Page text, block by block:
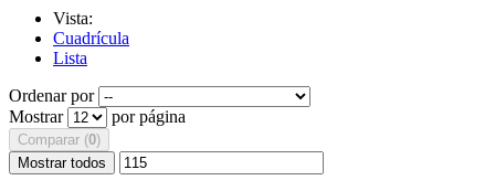
Vista:
Cuadrícula
Lista
Ordenar por
Mostrar
por página
Comparar (0)
Mostrar todos